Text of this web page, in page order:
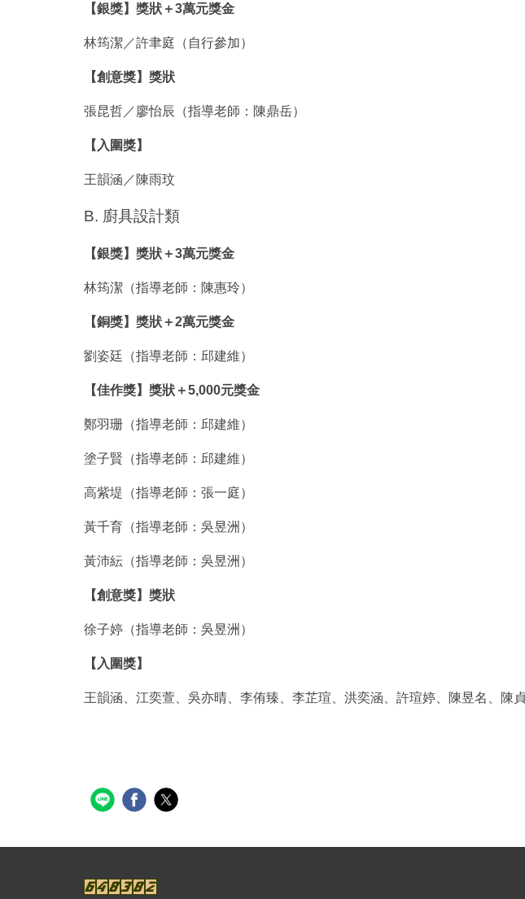
【銀獎】獎狀＋3萬元獎金
林筠潔／許聿庭（自行參加）
【創意獎】獎狀
張昆哲／廖怡辰（指導老師：陳鼎岳）
【入圍獎】
王韻涵／陳雨玟
B. 廚具設計類
【銀獎】獎狀＋3萬元獎金
林筠潔（指導老師：陳惠玲）
【銅獎】獎狀＋2萬元獎金
劉姿廷（指導老師：邱建維）
【佳作獎】獎狀＋5,000元獎金
鄭羽珊（指導老師：邱建維）
塗子賢（指導老師：邱建維）
高紫堤（指導老師：張一庭）
黃千育（指導老師：吳昱洲）
黃沛紜（指導老師：吳昱洲）
【創意獎】獎狀
徐子婷（指導老師：吳昱洲）
【入圍獎】
王韻涵、江奕萱、吳亦晴、李侑臻、李芷瑄、洪奕涵、許瑄婷、陳昱名、陳